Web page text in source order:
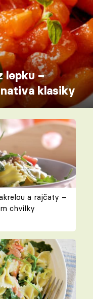
lepku –
klasiky
a rajčaty –
chvilky